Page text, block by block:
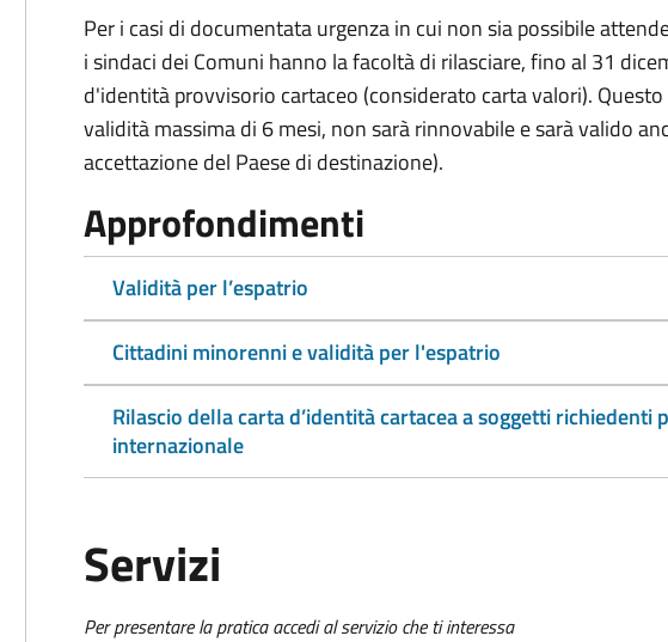
Per i casi di documentata urgenza in cui non sia possibile
i sindaci dei Comuni hanno la facoltà di rilasciare, fino al 31
d'identità provvisorio cartaceo (considerato carta valori).
validità massima di 6 mesi, non sarà rinnovabile e sarà valido
accettazione del Paese di destinazione).
Approfondimenti
Validità per l’espatrio
Cittadini minorenni e validità per l'espatrio
Rilascio della carta d’identità cartacea a soggetti richiedenti
internazionale
Servizi
Per presentare la pratica accedi al servizio che ti interessa